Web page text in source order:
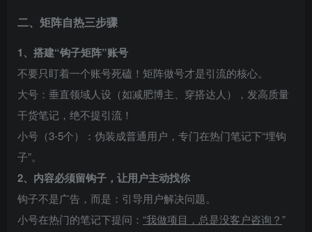
二、矩阵自热三步骤
1、搭建“钩子矩阵”账号
不要只盯着一个账号死磕！矩阵做号才是引流的核心。
大号：垂直领域人设（如减肥博主、穿搭达人），发高质量
干货笔记，绝不提引流！
小号（3-5个）：伪装成普通用户，专门在热门笔记下“埋钩
子”。
2、内容必须留钩子，让用户主动找你
钩子不是广告，而是：引导用户解决问题。
小号在热门的笔记下提问： “我做项目，总是没客户咨询？”